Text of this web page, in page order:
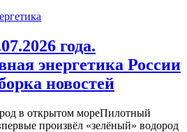
года.
энергетика России
новостей
в открытом мореПилотный
произвёл «зелёный» водород